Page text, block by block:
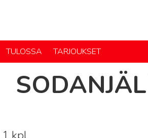
TULOSSA TARJOUKSET